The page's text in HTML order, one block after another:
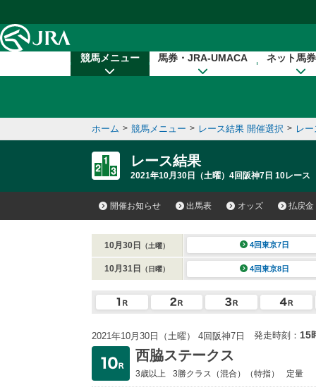
競馬メニュー 馬券・JRA-UMACA ネット馬
ホーム > 競馬メニュー > レース結果 開催選択 > レ
レース結果
2021年10月30日（土曜）4回阪神7日 10レース
開催お知らせ 出馬表 オッズ 払戻金
10月30日 （土曜） 4回東京7日
10月31日 （日曜） 4回東京8日
2021年10月30日（土曜） 4回阪神7日 発走時刻： 15
西脇ステークス
3歳以上 3勝クラス （混合）（特指） 定量